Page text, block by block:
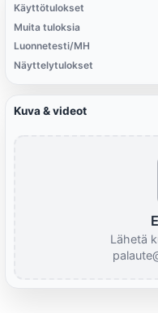
Käyttötulokset
Muita tuloksia
Luonnetesti/MH
Näyttelytulokset
Kuva & videot
Lähetä